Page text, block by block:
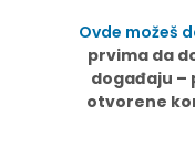
Ovde možeš
prvima da
događaju –
otvorene